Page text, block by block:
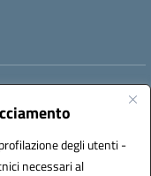
degli utenti -
necessari al